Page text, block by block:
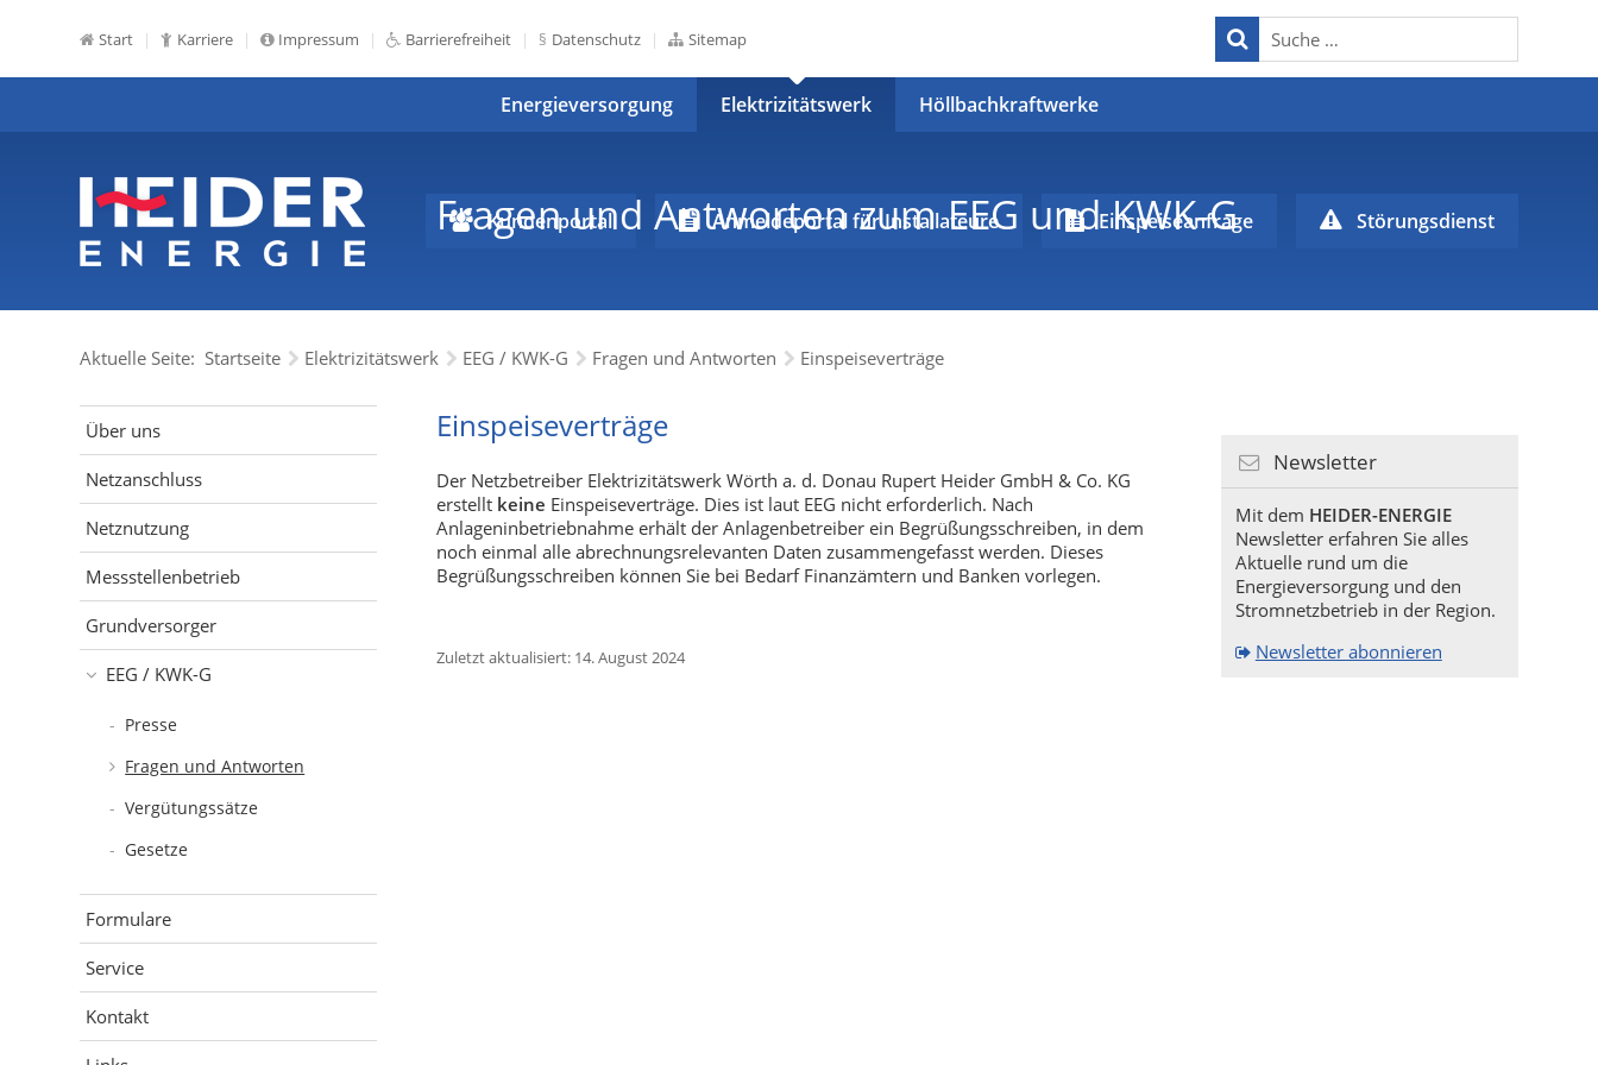
Start Karriere Impressum Barrierefreiheit Datenschutz Sitemap
Energieversorgung Elektrizitätswerk Höllbachkraftwerke
Kundenportal Anmeldeportal für Installateure Einspeiseanfrage Störungsdienst
Aktuelle Seite: Startseite Elektrizitätswerk EEG / KWK-G Fragen und Antworten Einspeiseverträge
Über uns
Netzanschluss
Netznutzung
Messstellenbetrieb
Grundversorger
EEG / KWK-G
Presse
Fragen und Antworten
Vergütungssätze
Gesetze
Formulare
Service
Kontakt
Fragen und Antworten zum EEG und KWK-G
Einspeiseverträge
Der Netzbetreiber Elektrizitätswerk Wörth a. d. Donau Rupert Heider GmbH & Co. KG
erstellt keine Einspeiseverträge. Dies ist laut EEG nicht erforderlich. Nach
Anlageninbetriebnahme erhält der Anlagenbetreiber ein Begrüßungsschreiben, in dem
noch einmal alle abrechnungsrelevanten Daten zusammengefasst werden. Dieses
Begrüßungsschreiben können Sie bei Bedarf Finanzämtern und Banken vorlegen.
Zuletzt aktualisiert: 14. August 2024
Newsletter
Mit dem HEIDER-ENERGIE
Newsletter erfahren Sie alles
Aktuelle rund um die
Energieversorgung und den
Stromnetzbetrieb in der Region.
Newsletter abonnieren